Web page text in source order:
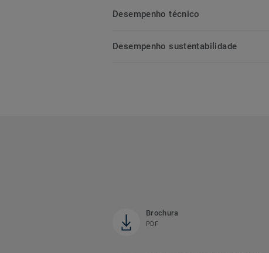
Desempenho técnico
Desempenho sustentabilidade
Brochura
PDF